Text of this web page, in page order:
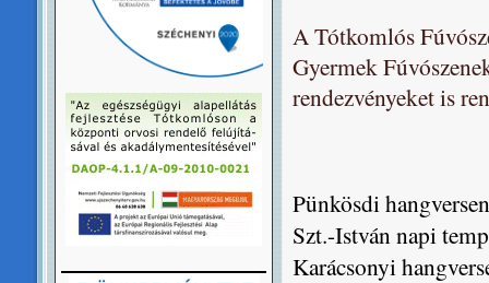
A Tótkomlós
Gyermek
rendezvényeket is
Pünkösdi
Szt.-István napi
Karácsonyi